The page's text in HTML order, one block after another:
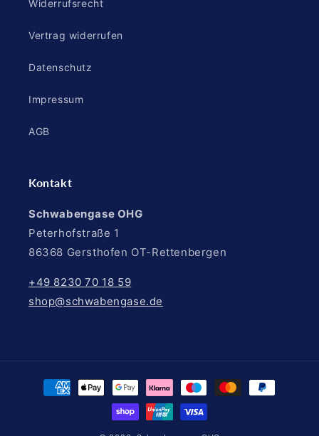
Widerrufsrecht
Vertrag widerrufen
Datenschutz
Impressum
AGB
Kontakt
Schwabengase OHG
Peterhofstraße 1
86368 Gersthofen OT-Rettenbergen
+49 8230 70 18 59
shop@schwabengase.de
Zahlungsmethoden